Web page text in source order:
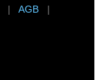
| AGB|